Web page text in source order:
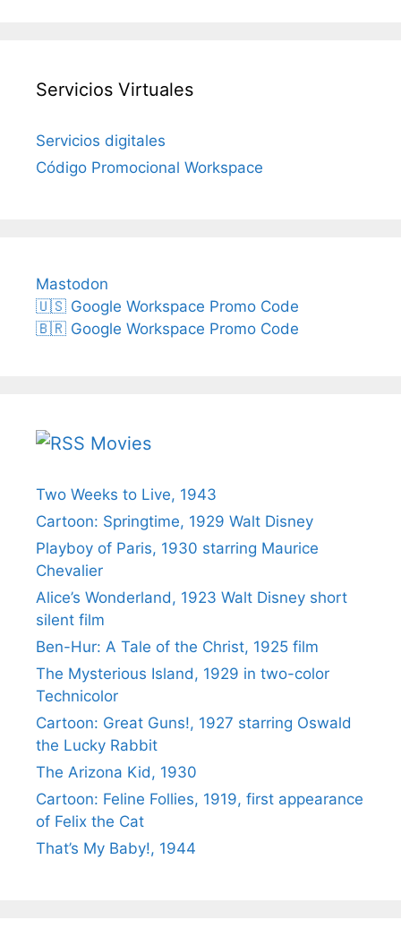
Servicios Virtuales
Servicios digitales
Código Promocional Workspace
Mastodon
🇺🇸 Google Workspace Promo Code
🇧🇷 Google Workspace Promo Code
Movies
Two Weeks to Live, 1943
Cartoon: Springtime, 1929 Walt Disney
Playboy of Paris, 1930 starring Maurice
Chevalier
Alice’s Wonderland, 1923 Walt Disney short
silent film
Ben-Hur: A Tale of the Christ, 1925 film
The Mysterious Island, 1929 in two-color
Technicolor
Cartoon: Great Guns!, 1927 starring Oswald
the Lucky Rabbit
The Arizona Kid, 1930
Cartoon: Feline Follies, 1919, first appearance
of Felix the Cat
That’s My Baby!, 1944